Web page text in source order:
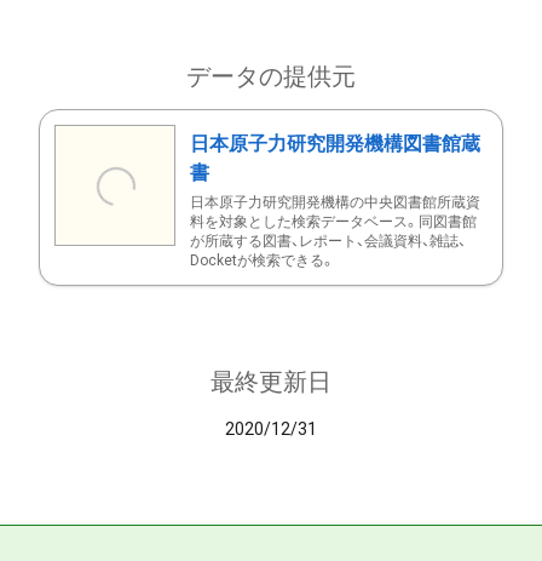
データの提供元
日本原子力研究開発機構図書館蔵
書
日本原子力研究開発機構の中央図書館所蔵資
料を対象とした検索データベース。同図書館
が所蔵する図書、レポート、会議資料、雑誌、
Docketが検索できる。
最終更新日
2020/12/31